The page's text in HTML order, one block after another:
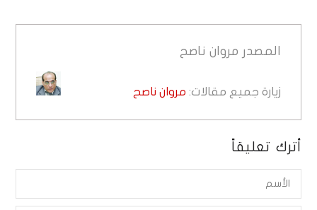
المصدر مروان ناصح
زيارة جميع مقالات: مروان ناصح
أترك تعليقاً